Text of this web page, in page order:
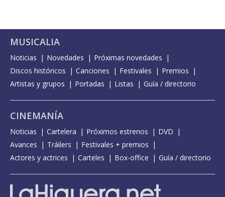
MUSICALIA
Noticias Novedades
Próximas novedades
Discos históricos
Canciones Festivales
Premios
Artistas y grupos
Portadas Listas Guía / directorio
CINEMANÍA
Noticias Cartelera Próximos estrenos
DVD
Avances
Tráilers
Festivales + premios
Actores y actrices
Carteles Box-office Guía / directorio